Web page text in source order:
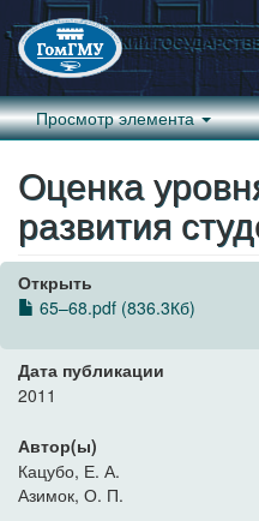
Просмотр элемента
Оценка
развития
Открыть
65–68.pdf (836.3Кб)
Дата публикации
2011
Автор(ы)
Кацубо, Е. А.
Азимок, О. П.